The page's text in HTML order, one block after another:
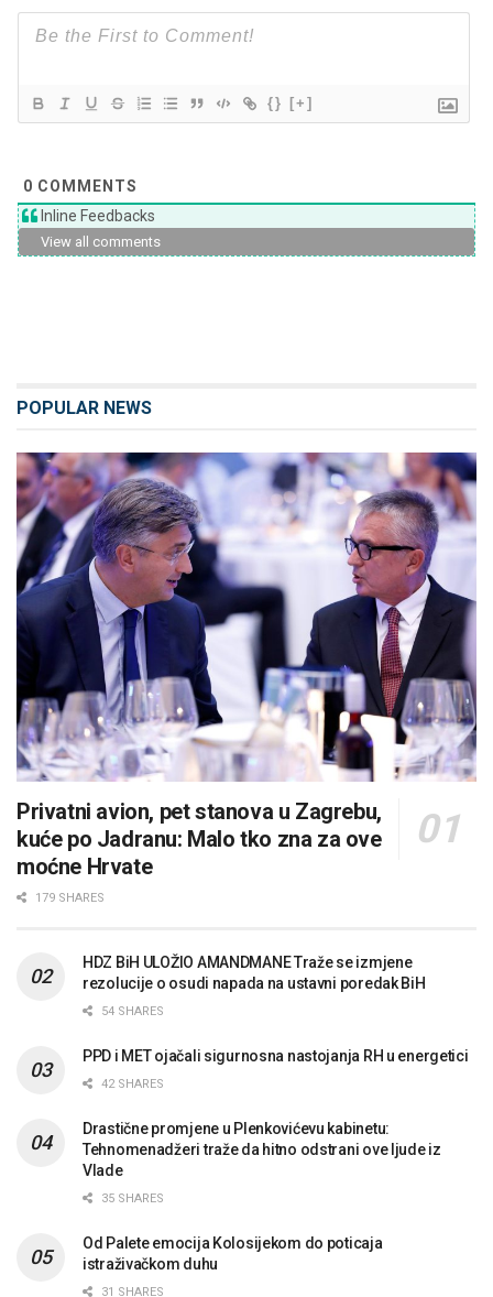
{} [+]
0 COMMENTS
Inline Feedbacks
View all comments
POPULAR NEWS
Privatni avion, pet stanova u Zagrebu,
kuće po Jadranu: Malo tko zna za ove
moćne Hrvate
179 SHARES
HDZ BiH ULOŽIO AMANDMANE Traže se izmjene
rezolucije o osudi napada na ustavni poredak BiH
54 SHARES
PPD i MET ojačali sigurnosna nastojanja RH u energetici
42 SHARES
Drastične promjene u Plenkovićevu kabinetu:
Tehnomenadžeri traže da hitno odstrani ove ljude iz
Vlade
35 SHARES
Od Palete emocija Kolosijekom do poticaja
istraživačkom duhu
31 SHARES